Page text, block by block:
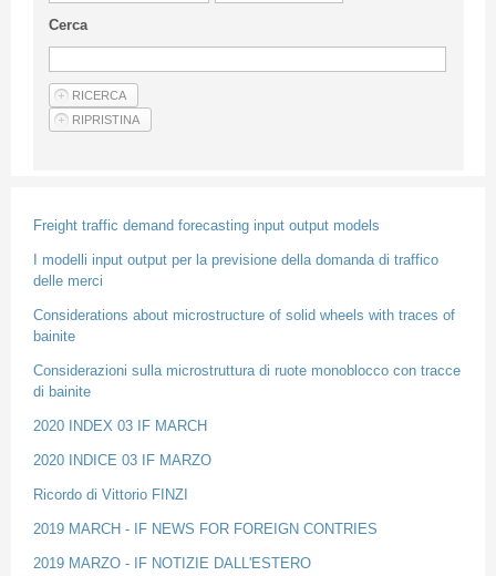
Privacy & Policy
Articles
Cerca
Freight traffic demand forecasting input output models
I modelli input output per la previsione della domanda di traffico
delle merci
Considerations about microstructure of solid wheels with traces of
bainite
Considerazioni sulla microstruttura di ruote monoblocco con tracce
di bainite
2020 INDEX 03 IF MARCH
2020 INDICE 03 IF MARZO
Ricordo di Vittorio FINZI
2019 MARCH - IF NEWS FOR FOREIGN CONTRIES
2019 MARZO - IF NOTIZIE DALL'ESTERO